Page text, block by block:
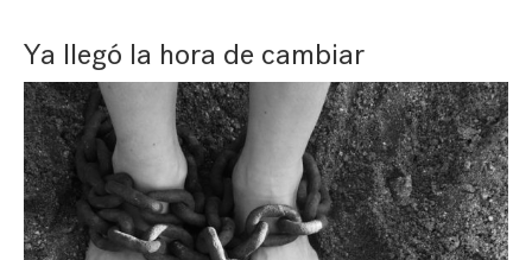
Ya llegó la hora de cambiar